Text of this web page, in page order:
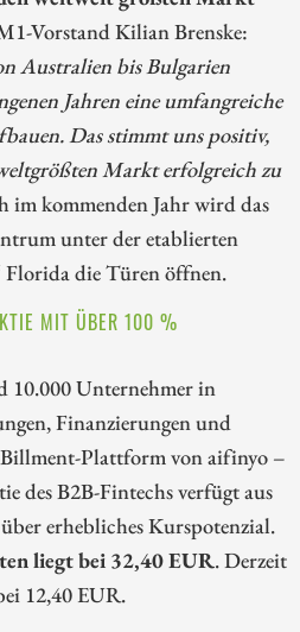
Vorstand Kilian Brenske:
Australien bis Bulgarien
Jahren eine umfangreiche
Das stimmt uns positiv,
Markt erfolgreich zu
im kommenden Jahr wird das
unter der etablierten
die Türen öffnen.
MIT ÜBER 100 %
10.000 Unternehmer in
Finanzierungen und
Plattform von aifinyo –
des B2B-Fintechs verfügt aus
erhebliches Kurspotenzial.
liegt bei 32,40 EUR. Derzeit
12,40 EUR.